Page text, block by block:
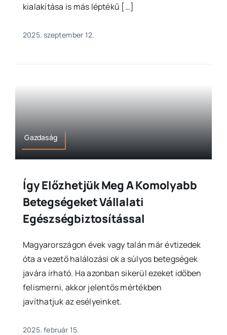
kialakítása is más léptékű […]
2025. szeptember 12.
Gazdaság
Így Előzhetjük Meg A Komolyabb
Betegségeket Vállalati
Egészségbiztosítással
Magyarországon évek vagy talán már évtizedek
óta a vezető halálozási ok a súlyos betegségek
javára írható. Ha azonban sikerül ezeket időben
felismerni, akkor jelentős mértékben
javíthatjuk az esélyeinket.
2025. február 15.